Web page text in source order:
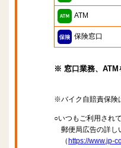
ATM
保険窓口
※ 窓口業務、ATM
※バイク自賠責保険
○いつもご利用され
郵便局広告の詳し
（ https://www.jp-